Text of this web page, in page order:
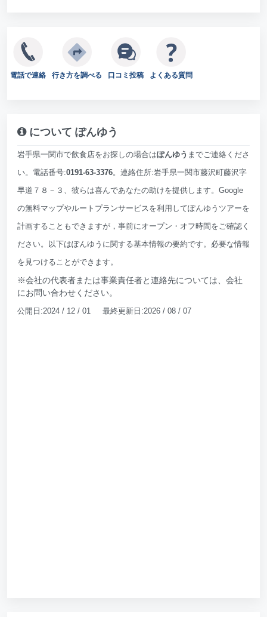
電話で連絡 行き方を調べる 口コミ投稿 よくある質問
について ぽんゆう
岩手県一関市で飲食店をお探しの場合はぽんゆう までご連絡くださ
い。電話番号:0191-63-3376。連絡住所:岩手県一関市藤沢町藤沢字
早道７８－３、彼らは喜んであなたの助けを提供します。Google
の無料マップやルートプランサービスを利用してぽんゆうツアーを
計画することもできますが，事前にオープン・オフ時間をご確認く
ださい。以下はぽんゆうに関する基本情報の要約です。必要な情報
を見つけることができます。
※会社の代表者または事業責任者と連絡先については、会社
にお問い合わせください。
公開日:2024 / 12 / 01 最終更新日:2026 / 08 / 07